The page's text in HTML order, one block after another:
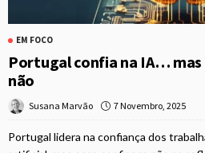
EM FOCO
Portugal confia na IA… mas
não
Susana Marvão 7 Novembro, 2025
Portugal lidera na confiança dos